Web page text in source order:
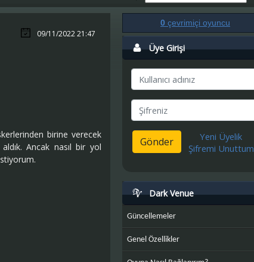
09/11/2022 21:47
birine verecek
Ancak nasıl bir yol
0 çevrimiçi oyuncu
Üye Girişi
Gönder
Yeni Üyelik
Şifremi Unuttum
Dark Venue
Güncellemeler
Genel Özellikler